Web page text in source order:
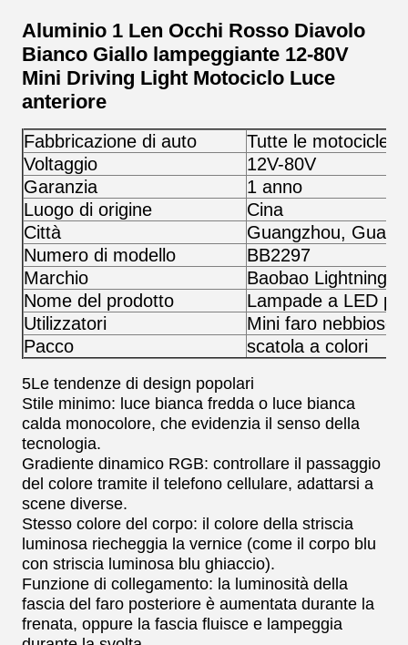
Aluminio 1 Len Occhi Rosso Diavolo
Bianco Giallo lampeggiante 12-80V
Mini Driving Light Motociclo Luce
anteriore
Fabbricazione di auto
Tutte le
Voltaggio
12V-80V
Garanzia
1 anno
Luogo di origine
Cina
Città
Guangzhou,
Numero di modello
BB2297
Marchio
Baobao Lightning
Nome del prodotto
Lampade a LED
Utilizzatori
Mini faro nebbioso
Pacco
scatola a colori
5Le tendenze di design popolari
Stile minimo: luce bianca fredda o luce bianca
calda monocolore, che evidenzia il senso della
tecnologia.
Gradiente dinamico RGB: controllare il passaggio
del colore tramite il telefono cellulare, adattarsi a
scene diverse.
Stesso colore del corpo: il colore della striscia
luminosa riecheggia la vernice (come il corpo blu
con striscia luminosa blu ghiaccio).
Funzione di collegamento: la luminosità della
fascia del faro posteriore è aumentata durante la
frenata, oppure la fascia fluisce e lampeggia